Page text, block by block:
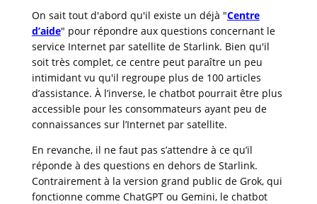
On sait tout d'abord qu'il existe un déjà "Centre
d’aide" pour répondre aux questions concernant le
service Internet par satellite de Starlink. Bien qu'il
soit très complet, ce centre peut paraître un peu
intimidant vu qu'il regroupe plus de 100 articles
d’assistance. À l’inverse, le chatbot pourrait être plus
accessible pour les consommateurs ayant peu de
connaissances sur l’Internet par satellite.
En revanche, il ne faut pas s’attendre à ce qu’il
réponde à des questions en dehors de Starlink.
Contrairement à la version grand public de Grok, qui
fonctionne comme ChatGPT ou Gemini, le chatbot